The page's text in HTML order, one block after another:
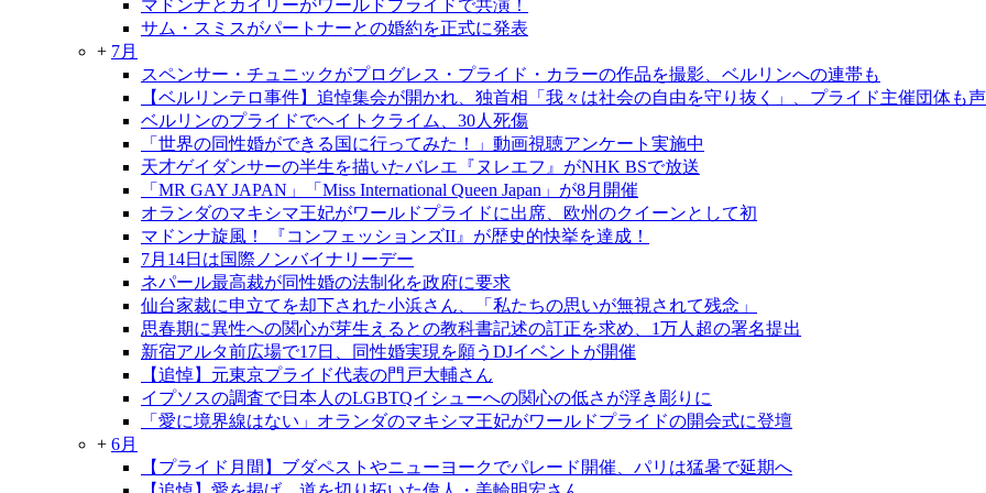
マドンナとカイリーがワールドプライドで共演！
サム・スミスがパートナーとの婚約を正式に発表
+ 7月
スペンサー・チュニックがプログレス・プライド・カラーの作品を撮影、ベルリンへの連帯も
【ベルリンテロ事件】追悼集会が開かれ、独首相「我々は社会の自由を守り抜く」、プライド主催団体も
ベルリンのプライドでヘイトクライム、30人死傷
「世界の同性婚ができる国に行ってみた！」動画視聴アンケート実施中
天才ゲイダンサーの半生を描いたバレエ『ヌレエフ』がNHK BSで放送
「MR GAY JAPAN」「Miss International Queen Japan」が8月開催
オランダのマキシマ王妃がワールドプライドに出席、欧州のクイーンとして初
マドンナ旋風！ 『コンフェッションズII』が歴史的快挙を達成！
7月14日は国際ノンバイナリーデー
ネパール最高裁が同性婚の法制化を政府に要求
仙台家裁に申立てを却下された小浜さん、「私たちの思いが無視されて残念」
思春期に異性への関心が芽生えるとの教科書記述の訂正を求め、1万人超の署名提出
新宿アルタ前広場で17日、同性婚実現を願うDJイベントが開催
【追悼】元東京プライド代表の門戸大輔さん
イプソスの調査で日本人のLGBTQイシューへの関心の低さが浮き彫りに
「愛に境界線はない」オランダのマキシマ王妃がワールドプライドの開会式に登壇
+ 6月
【プライド月間】ブダペストやニューヨークでパレード開催、パリは猛暑で延期へ